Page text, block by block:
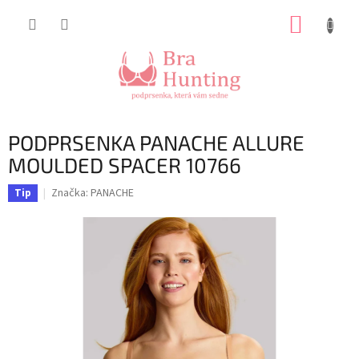
PODPRSENKA PANACHE ALLURE
MOULDED SPACER 10766
Tip Značka: PANACHE